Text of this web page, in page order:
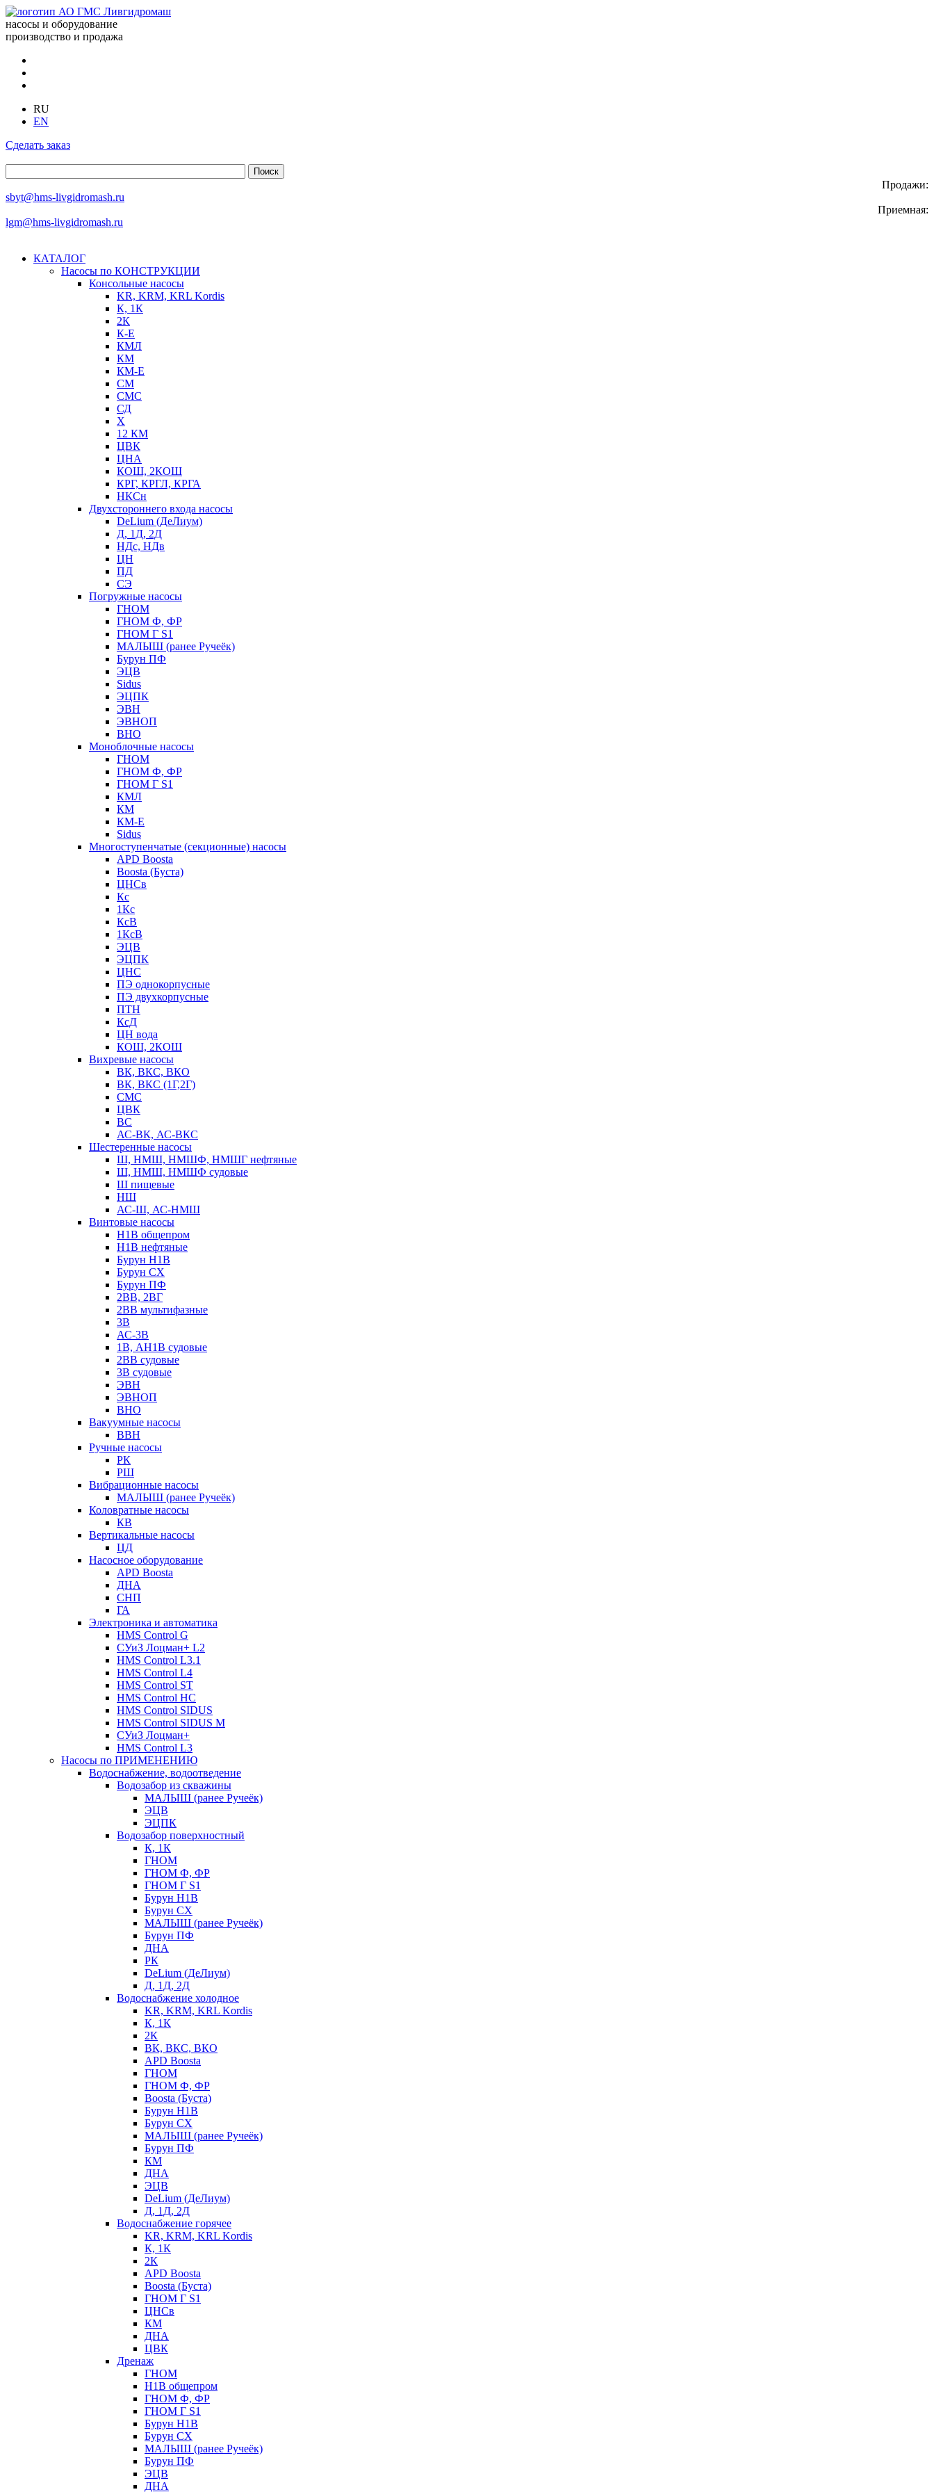
насосы и оборудование
производство и продажа
RU
EN
Сделать заказ
Продажи:
sbyt@hms-livgidromash.ru
Приемная:
lgm@hms-livgidromash.ru
КАТАЛОГ
Насосы по КОНСТРУКЦИИ
Консольные насосы
KR, KRM, KRL Kordis
К, 1К
2К
К-Е
КМЛ
КМ
КМ-Е
СМ
СМС
СД
Х
12 КМ
ЦВК
ЦНА
КОШ, 2КОШ
КРГ, КРГЛ, КРГА
НКСн
Двухстороннего входа насосы
DeLium (ДеЛиум)
Д, 1Д, 2Д
НДс, НДв
ЦН
ПД
СЭ
Погружные насосы
ГНОМ
ГНОМ Ф, ФР
ГНОМ Г S1
МАЛЫШ (ранее Ручеёк)
Бурун ПФ
ЭЦВ
Sidus
ЭЦПК
ЭВН
ЭВНОП
ВНО
Моноблочные насосы
ГНОМ
ГНОМ Ф, ФР
ГНОМ Г S1
КМЛ
КМ
КМ-Е
Sidus
Многоступенчатые (секционные) насосы
APD Boosta
Boosta (Буста)
ЦНСв
Кс
1Кс
КсВ
1КсВ
ЭЦВ
ЭЦПК
ЦНС
ПЭ однокорпусные
ПЭ двухкорпусные
ПТН
КсД
ЦН вода
КОШ, 2КОШ
Вихревые насосы
ВК, ВКС, ВКО
ВК, ВКС (1Г,2Г)
СМС
ЦВК
ВС
АС-ВК, АС-ВКС
Шестеренные насосы
Ш, НМШ, НМШФ, НМШГ нефтяные
Ш, НМШ, НМШФ судовые
Ш пищевые
НШ
АС-Ш, АС-НМШ
Винтовые насосы
Н1В общепром
Н1В нефтяные
Бурун Н1В
Бурун СХ
Бурун ПФ
2ВВ, 2ВГ
2ВВ мультифазные
3В
АС-3В
1В, АН1В судовые
2ВВ судовые
3В судовые
ЭВН
ЭВНОП
ВНО
Вакуумные насосы
ВВН
Ручные насосы
РК
РШ
Вибрационные насосы
МАЛЫШ (ранее Ручеёк)
Коловратные насосы
КВ
Вертикальные насосы
ЦД
Насосное оборудование
APD Boosta
ДНА
СНП
ГА
Электроника и автоматика
HMS Control G
СУиЗ Лоцман+ L2
HMS Control L3.1
HMS Control L4
HMS Control ST
HMS Control HC
HMS Control SIDUS
HMS Control SIDUS M
СУиЗ Лоцман+
HMS Control L3
Насосы по ПРИМЕНЕНИЮ
Водоснабжение, водоотведение
Водозабор из скважины
МАЛЫШ (ранее Ручеёк)
ЭЦВ
ЭЦПК
Водозабор поверхностный
К, 1К
ГНОМ
ГНОМ Ф, ФР
ГНОМ Г S1
Бурун Н1В
Бурун СХ
МАЛЫШ (ранее Ручеёк)
Бурун ПФ
ДНА
РК
DeLium (ДеЛиум)
Д, 1Д, 2Д
Водоснабжение холодное
KR, KRM, KRL Kordis
К, 1К
2К
ВК, ВКС, ВКО
APD Boosta
ГНОМ
ГНОМ Ф, ФР
Boosta (Буста)
Бурун Н1В
Бурун СХ
МАЛЫШ (ранее Ручеёк)
Бурун ПФ
КМ
ДНА
ЭЦВ
DeLium (ДеЛиум)
Д, 1Д, 2Д
Водоснабжение горячее
KR, KRM, KRL Kordis
К, 1К
2К
APD Boosta
Boosta (Буста)
ГНОМ Г S1
ЦНСв
КМ
ДНА
ЦВК
Дренаж
ГНОМ
Н1В общепром
ГНОМ Ф, ФР
ГНОМ Г S1
Бурун Н1В
Бурун СХ
МАЛЫШ (ранее Ручеёк)
Бурун ПФ
ЭЦВ
ДНА